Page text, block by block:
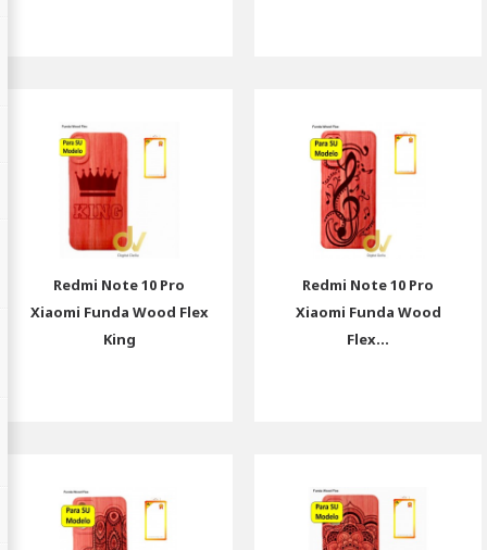
Redmi Note 10 Pro
Xiaomi Funda Wood Flex
King
Redmi Note 10 Pro
Xiaomi Funda Wood
Flex...